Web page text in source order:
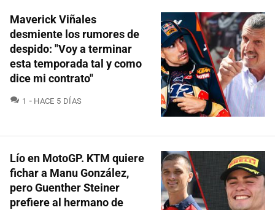
Maverick Viñales
desmiente los rumores de
despido: "Voy a terminar
esta temporada tal y como
dice mi contrato"
1 COMENTARIOS
HACE 5 DÍAS
Lío en MotoGP. KTM quiere
fichar a Manu González,
pero Guenther Steiner
prefiere al hermano de